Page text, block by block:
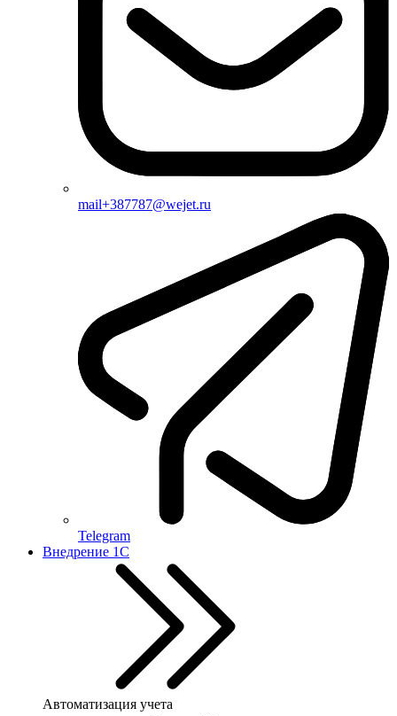
mail+387787@wejet.ru
Telegram
Внедрение 1С
Автоматизация учета